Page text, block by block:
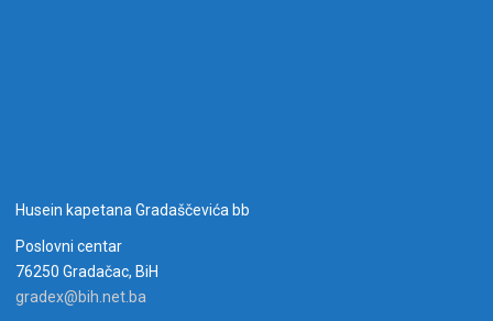
Husein kapetana Gradaščevića bb
Poslovni centar
76250 Gradačac, BiH
gradex@bih.net.ba